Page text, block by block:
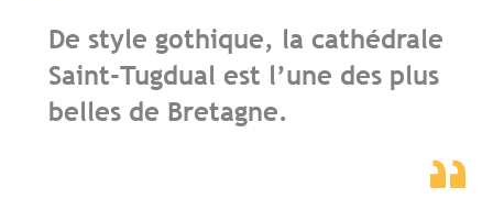
De style gothique, la cathédrale
Saint-Tugdual est l’une des plus
belles de Bretagne.